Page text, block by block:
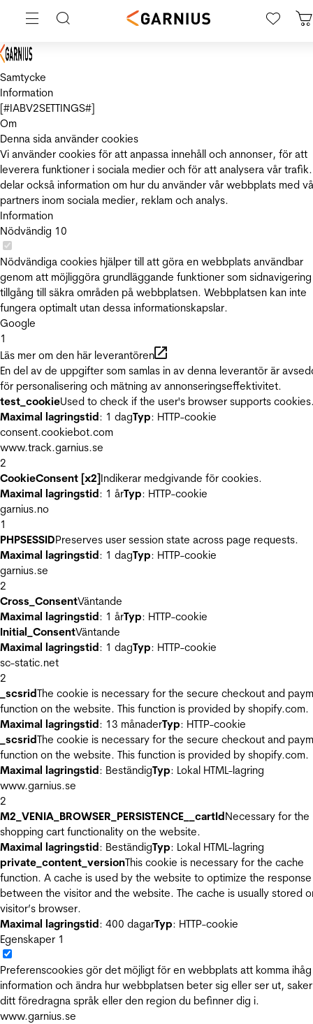
Samtycke
Information
[#IABV2SETTINGS#]
Om
Denna sida använder cookies
Vi använder cookies för att anpassa innehåll och annonser, för att
leverera funktioner i sociala medier och för att analysera vår
delar också information om hur du använder vår webbplats med
partners inom sociala medier, reklam och analys.
Information
Nödvändig 10
Nödvändiga cookies hjälper till att göra en webbplats användbar
genom att möjliggöra grundläggande funktioner som
tillgång till säkra områden på webbplatsen. Webbplatsen kan inte
fungera optimalt utan dessa informationskapslar.
Google
1
Läs mer om den här leverantören
En del av de uppgifter som samlas in av denna leverantör är
för personalisering och mätning av annonseringseffektivitet.
test_cookieUsed to check if the user's browser supports
Maximal lagringstid: 1 dagTyp: HTTP-cookie
consent.cookiebot.com
www.track.garnius.se
2
CookieConsent [x2]Indikerar medgivande för cookies.
Maximal lagringstid: 1 årTyp: HTTP-cookie
garnius.no
1
PHPSESSIDPreserves user session state across page requests.
Maximal lagringstid: 1 dagTyp: HTTP-cookie
garnius.se
2
Cross_ConsentVäntande
Maximal lagringstid: 1 årTyp: HTTP-cookie
Initial_ConsentVäntande
Maximal lagringstid: 1 dagTyp: HTTP-cookie
sc-static.net
2
_scsridThe cookie is necessary for the secure checkout and
function on the website. This function is provided by shopify.com.
Maximal lagringstid: 13 månaderTyp: HTTP-cookie
_scsridThe cookie is necessary for the secure checkout and
function on the website. This function is provided by shopify.com.
Maximal lagringstid: BeständigTyp: Lokal HTML-lagring
www.garnius.se
2
M2_VENIA_BROWSER_PERSISTENCE__cartIdNecessary for the
shopping cart functionality on the website.
Maximal lagringstid: BeständigTyp: Lokal HTML-lagring
private_content_versionThis cookie is necessary for the cache
function. A cache is used by the website to optimize the
between the visitor and the website. The cache is usually stored
visitor’s browser.
Maximal lagringstid: 400 dagarTyp: HTTP-cookie
Egenskaper 1
Preferenscookies gör det möjligt för en webbplats att komma ihåg
information och ändra hur webbplatsen beter sig eller ser ut,
ditt föredragna språk eller den region du befinner dig i.
www.garnius.se